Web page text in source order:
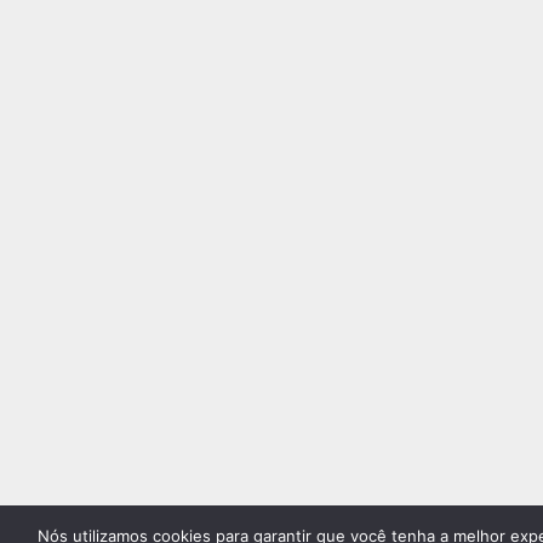
Nós utilizamos cookies para garantir que você tenha a melhor